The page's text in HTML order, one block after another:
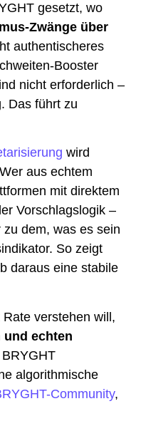
gesetzt, wo
Zwänge über
authentischeres
Booster
nicht erforderlich –
Das führt zu
wird
aus echtem
mit direktem
Vorschlagslogik –
dem, was es sein
So zeigt
daraus eine stabile
verstehen will,
und echten
algorithmische
Community,